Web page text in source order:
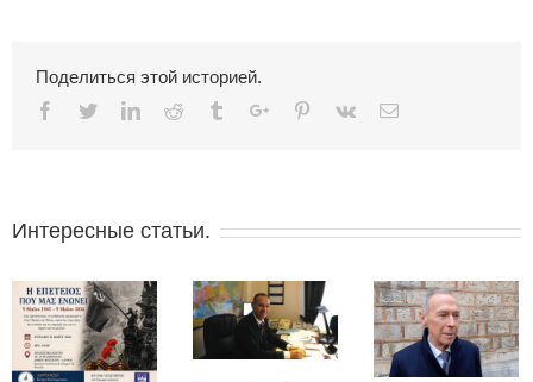
Поделиться этой историей.
Facebook
TwitterLinkedinReddit TumblrGoogle+Pinterest
Vk Email
Интересные статьи.